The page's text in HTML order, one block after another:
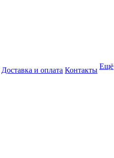
Доставка и оплата Контакты Ещё